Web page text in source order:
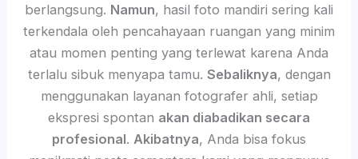
berlangsung. Namun, hasil foto mandiri sering kali
terkendala oleh pencahayaan ruangan yang minim
atau momen penting yang terlewat karena Anda
terlalu sibuk menyapa tamu. Sebaliknya, dengan
menggunakan layanan fotografer ahli, setiap
ekspresi spontan akan diabadikan secara
profesional. Akibatnya, Anda bisa fokus